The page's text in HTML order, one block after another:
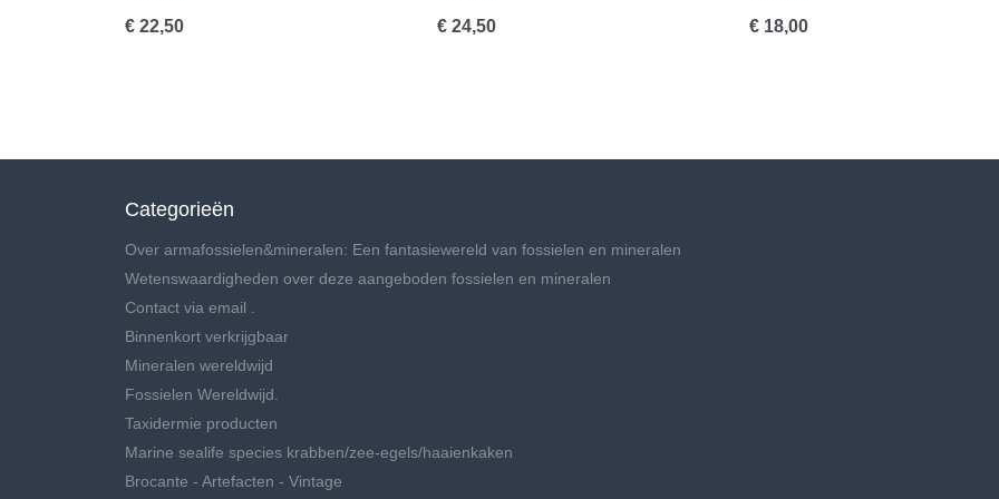
€ 22,50 € 24,50 € 18,00
Categorieën
Over armafossielen&mineralen: Een fantasiewereld van fossielen en mineralen
Wetenswaardigheden over deze aangeboden fossielen en mineralen
Contact via email .
Binnenkort verkrijgbaar
Mineralen wereldwijd
Fossielen Wereldwijd.
Taxidermie producten
Marine sealife species krabben/zee-egels/haaienkaken
Brocante - Artefacten - Vintage